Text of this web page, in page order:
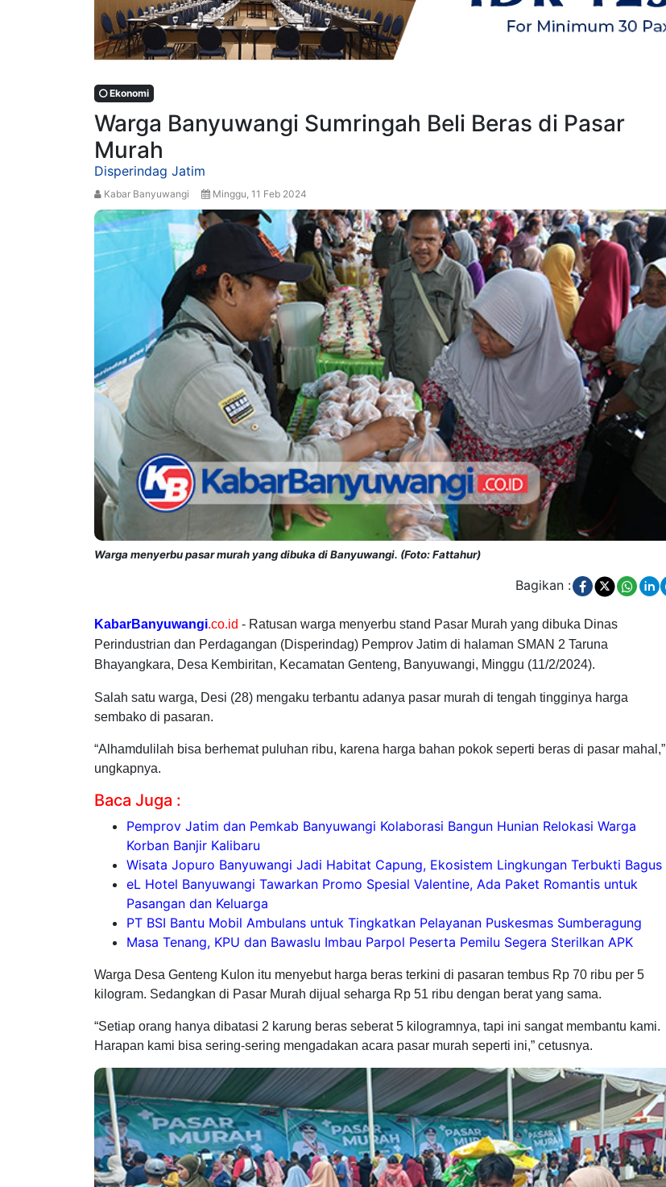
Ekonomi
Warga Banyuwangi Sumringah Beli Beras di Pasar
Murah
Disperindag Jatim
Kabar Banyuwangi Minggu, 11 Feb 2024
Warga menyerbu pasar murah yang dibuka di Banyuwangi. (Foto: Fattahur)
Bagikan :
KabarBanyuwangi.co.id - Ratusan warga menyerbu stand Pasar Murah yang dibuka Dinas
Perindustrian dan Perdagangan (Disperindag) Pemprov Jatim di halaman SMAN 2 Taruna
Bhayangkara, Desa Kembiritan, Kecamatan Genteng, Banyuwangi, Minggu (11/2/2024).
Salah satu warga, Desi (28) mengaku terbantu adanya pasar murah di tengah tingginya harga
sembako di pasaran.
“Alhamdulilah bisa berhemat puluhan ribu, karena harga bahan pokok seperti beras di pasar mahal,”
ungkapnya.
Baca Juga :
Pemprov Jatim dan Pemkab Banyuwangi Kolaborasi Bangun Hunian Relokasi Warga
Korban Banjir Kalibaru
Wisata Jopuro Banyuwangi Jadi Habitat Capung, Ekosistem Lingkungan Terbukti Bagus
eL Hotel Banyuwangi Tawarkan Promo Spesial Valentine, Ada Paket Romantis untuk
Pasangan dan Keluarga
PT BSI Bantu Mobil Ambulans untuk Tingkatkan Pelayanan Puskesmas Sumberagung
Masa Tenang, KPU dan Bawaslu Imbau Parpol Peserta Pemilu Segera Sterilkan APK
Warga Desa Genteng Kulon itu menyebut harga beras terkini di pasaran tembus Rp 70 ribu per 5
kilogram. Sedangkan di Pasar Murah dijual seharga Rp 51 ribu dengan berat yang sama.
“Setiap orang hanya dibatasi 2 karung beras seberat 5 kilogramnya, tapi ini sangat membantu kami.
Harapan kami bisa sering-sering mengadakan acara pasar murah seperti ini,” cetusnya.